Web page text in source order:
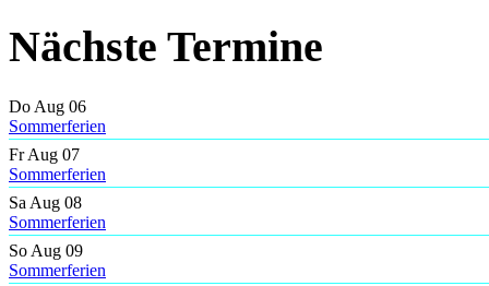
Nächste Termine
Do Aug 06
Sommerferien
Fr Aug 07
Sommerferien
Sa Aug 08
Sommerferien
So Aug 09
Sommerferien